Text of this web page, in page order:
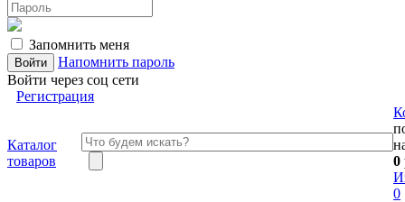
Запомнить меня
Напомнить пароль
Войти через соц сети
Регистрация
Каталог
товаров
0
0